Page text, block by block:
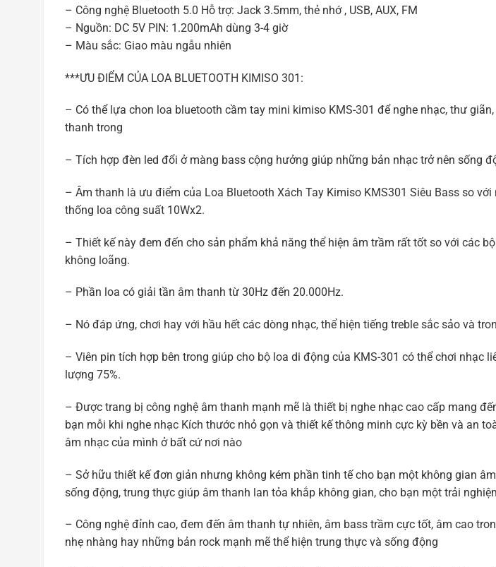
– Công nghệ Bluetooth 5.0 Hỗ trợ: Jack 3.5mm, thẻ nhớ , USB, AUX, FM
– Nguồn: DC 5V PIN: 1.200mAh dùng 3-4 giờ
– Màu sắc: Giao màu ngẫu nhiên
***ƯU ĐIỂM CỦA LOA BLUETOOTH KIMISO 301:
– Có thể lựa chon loa bluetooth cầm tay mini kimiso KMS-301 để nghe nhạc, thư
thanh trong
– Tích hợp đèn led đổi ở màng bass cộng hưởng giúp những bản nhạc trở nên sống
– Âm thanh là ưu điểm của Loa Bluetooth Xách Tay Kimiso KMS301 Siêu Bass so
thống loa công suất 10Wx2.
– Thiết kế này đem đến cho sản phẩm khả năng thể hiện âm trầm rất tốt so với các
không loãng.
– Phần loa có giải tần âm thanh từ 30Hz đến 20.000Hz.
– Nó đáp ứng, chơi hay với hầu hết các dòng nhạc, thể hiện tiếng treble sắc sảo và
– Viên pin tích hợp bên trong giúp cho bộ loa di động của KMS-301 có thể chơi nhạc
lượng 75%.
– Được trang bị công nghệ âm thanh mạnh mẽ là thiết bị nghe nhạc cao cấp mang
bạn mỗi khi nghe nhạc Kích thước nhỏ gọn và thiết kế thông minh cực kỳ bền và an
âm nhạc của mình ở bất cứ nơi nào
– Sở hữu thiết kế đơn giản nhưng không kém phần tinh tế cho bạn một không gian
sống động, trung thực giúp âm thanh lan tỏa khắp không gian, cho bạn một trải
– Công nghệ đỉnh cao, đem đến âm thanh tự nhiên, âm bass trầm cực tốt, âm cao
nhẹ nhàng hay những bản rock mạnh mẽ thể hiện trung thực và sống động